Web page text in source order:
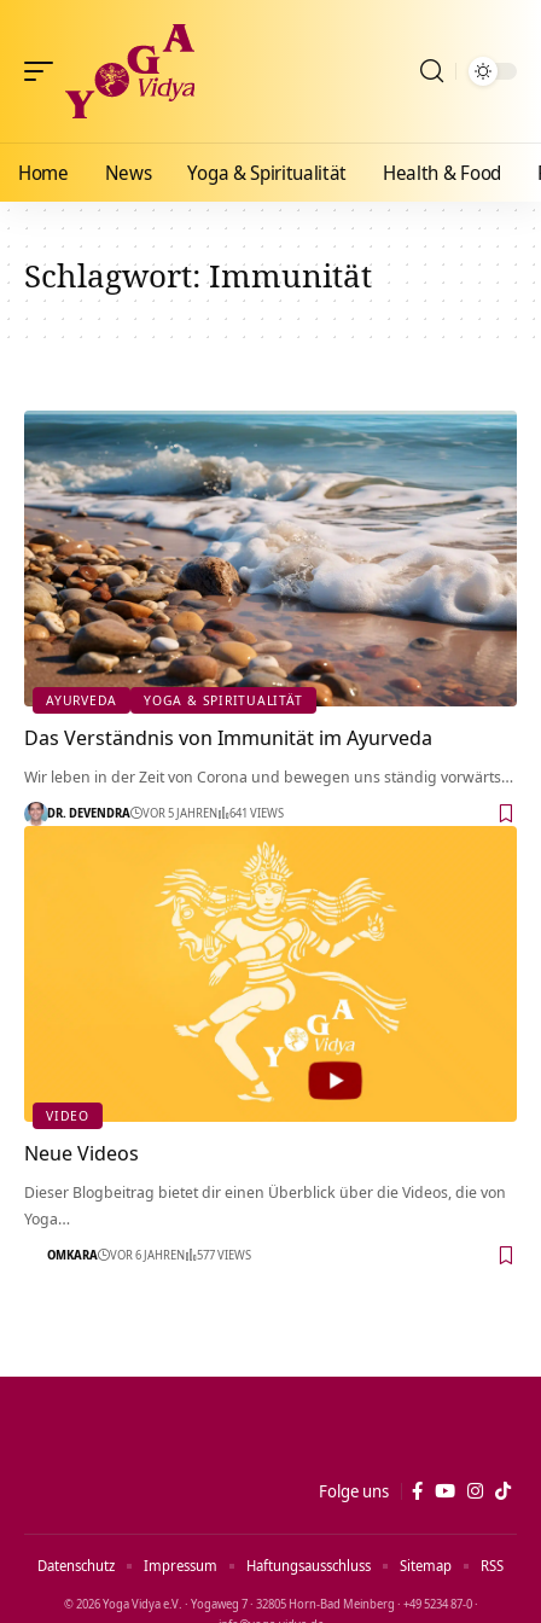
Home News Yoga & Spiritualität Health & Food
Schlagwort:Immunität
AYURVEDA YOGA & SPIRITUALITÄT
Das Verständnis von Immunität im Ayurveda
Wir leben in der Zeit von Corona und bewegen uns ständig vorwärts…
DR. DEVENDRA VOR 5 JAHREN 641 VIEWS
VIDEO
Neue Videos
Dieser Blogbeitrag bietet dir einen Überblick über die Videos, die von
Yoga…
OMKARA VOR 6 JAHREN 577 VIEWS
Folge uns
© 2026 Yoga Vidya e.V. · Yogaweg 7 · 32805 Horn‑Bad Meinberg · +49 5234 87‑0 ·
Datenschutz Impressum Haftungsausschluss Sitemap RSS